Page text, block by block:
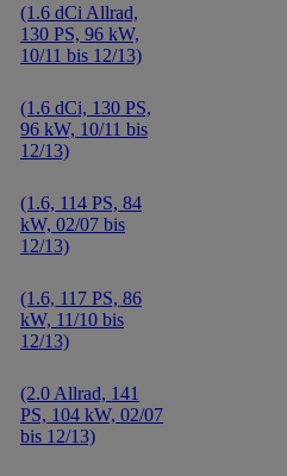
(1.6 dCi Allrad,
130 PS, 96 kW,
10/11 bis 12/13)
(1.6 dCi, 130 PS,
96 kW, 10/11 bis
12/13)
(1.6, 114 PS, 84
kW, 02/07 bis
12/13)
(1.6, 117 PS, 86
kW, 11/10 bis
12/13)
(2.0 Allrad, 141
PS, 104 kW, 02/07
bis 12/13)